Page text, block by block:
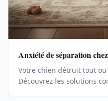
Anxiété de séparation
Votre chien détruit tout ou
Découvrez les solutions